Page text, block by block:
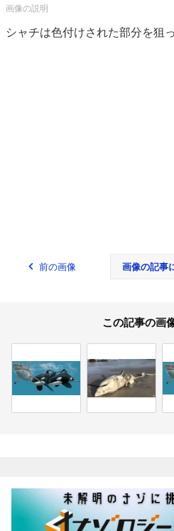
シャチは色付けされた部分を狙
前の画像 画像の記事
この記事の画